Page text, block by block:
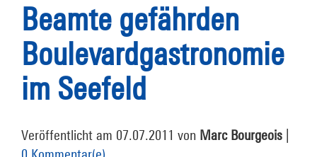
Beamte gefährden
Boulevardgastronomie
im Seefeld
Veröffentlicht am 07.07.2011 von Marc Bourgeois